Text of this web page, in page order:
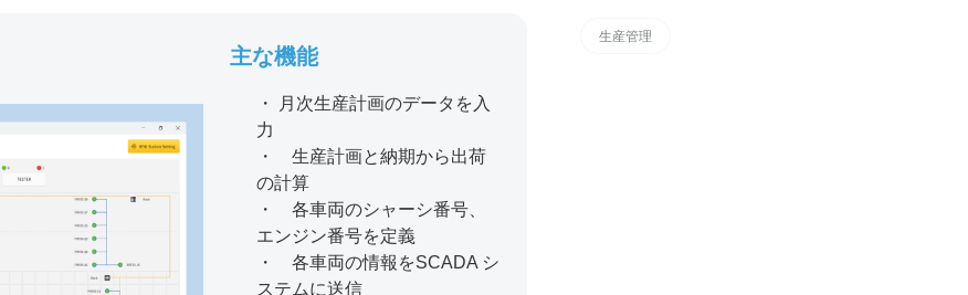
主な機能
・ 月次生産計画のデータを入
力
・ 生産計画と納期から出荷
の計算
・ 各車両のシャーシ番号、
エンジン番号を定義
・ 各車両の情報をSCADA シ
ステムに送信
生産管理